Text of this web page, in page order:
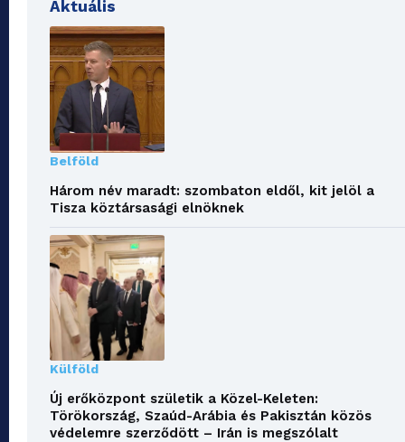
Aktuális
Belföld
Három név maradt: szombaton eldől, kit jelöl a
Tisza köztársasági elnöknek
Külföld
Új erőközpont születik a Közel-Keleten:
Törökország, Szaúd-Arábia és Pakisztán közös
védelemre szerződött – Irán is megszólalt